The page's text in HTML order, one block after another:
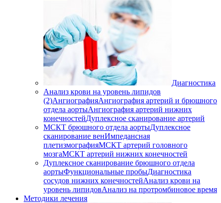
Диагностика
Анализ крови на уровень липидов
(2)АнгиографияАнгиография артерий и брюшного
отдела аортыАнгиография артерий нижних
конечностейДуплексное сканирование артерий
МСКТ брюшного отдела аортыДуплексное
сканирование венИмпедансная
плетизмографияМСКТ артерий головного
мозгаМСКТ артерий нижних конечностей
Дуплексное сканирование брюшного отдела
аортыФункциональные пробыДиагностика
сосудов нижних конечностейАнализ крови на
уровень липидовАнализ на протромбиновое время
Методики лечения